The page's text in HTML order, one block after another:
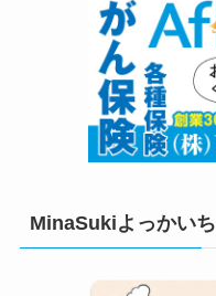
MinaSukiよっかいち